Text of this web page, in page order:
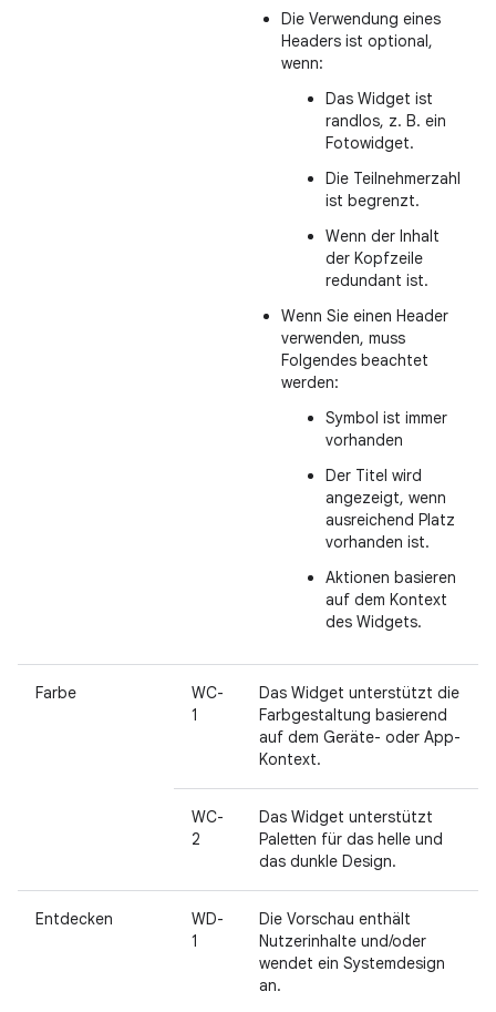
Die Verwendung eines
Headers ist optional,
wenn:
Das Widget ist
randlos, z. B. ein
Fotowidget.
Die Teilnehmerzahl
ist begrenzt.
Wenn der Inhalt
der Kopfzeile
redundant ist.
Wenn Sie einen Header
verwenden, muss
Folgendes beachtet
werden:
Symbol ist immer
vorhanden
Der Titel wird
angezeigt, wenn
ausreichend Platz
vorhanden ist.
Aktionen basieren
auf dem Kontext
des Widgets.
Farbe
WC-
1
Das Widget unterstützt die
Farbgestaltung basierend
auf dem Geräte- oder App-
Kontext.
WC-
2
Das Widget unterstützt
Paletten für das helle und
das dunkle Design.
Entdecken
WD-
1
Die Vorschau enthält
Nutzerinhalte und/oder
wendet ein Systemdesign
an.